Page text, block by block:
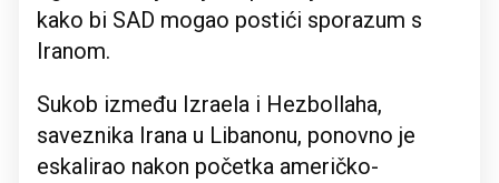
kako bi SAD mogao postići sporazum s
Iranom.
Sukob između Izraela i Hezbollaha,
saveznika Irana u Libanonu, ponovno je
eskalirao nakon početka američko-